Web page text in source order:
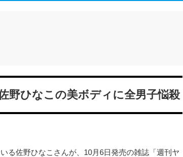
野ひなこの美ボディに全男子悩殺
る佐野ひなこさんが、10月6日発売の雑誌「週刊ヤ